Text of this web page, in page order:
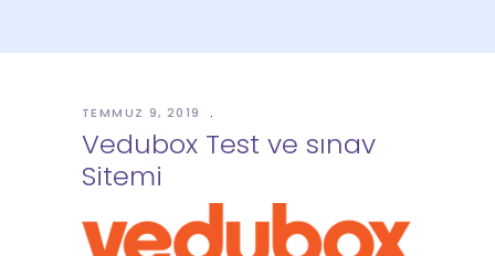
TEMMUZ 9, 2019
Vedubox Test ve sınav
Sitemi